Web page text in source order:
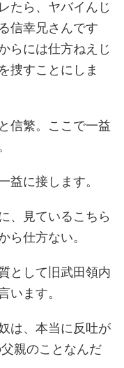
たら、ヤバイんじ
信幸兄さんです
らには仕方ねえじ
捜すことにしま
信繁。ここで一益
益に接します。
、見ているこちら
ら仕方ない。
として旧武田領内
います。
は、本当に反吐が
親のことなんだ